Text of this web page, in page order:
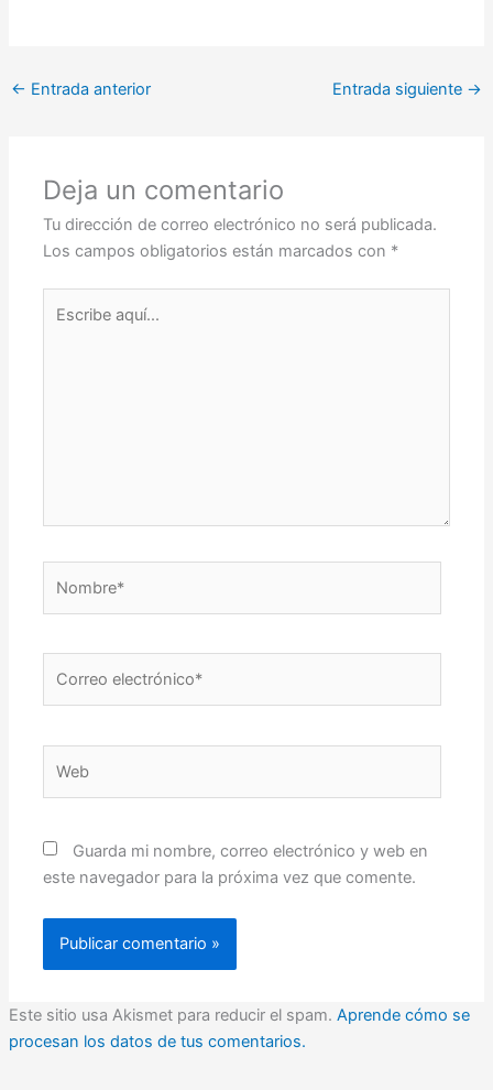
← Entrada anterior Entrada siguiente →
Deja un comentario
Tu dirección de correo electrónico no será publicada.
Los campos obligatorios están marcados con *
Guarda mi nombre, correo electrónico y web en
este navegador para la próxima vez que comente.
Este sitio usa Akismet para reducir el spam. Aprende cómo se
procesan los datos de tus comentarios.